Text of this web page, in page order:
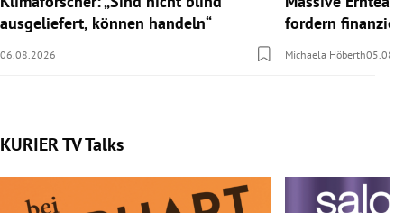
ausgeliefert, können handeln“
06.08.2026
fordern
Michaela Höberth
KURIER TV Talks
Slide 1 von 6